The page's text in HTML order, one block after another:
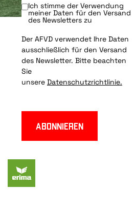
Ich stimme der Verwendung
meiner Daten für den Versand
des Newsletters zu
Der AFVD verwendet Ihre Daten
ausschließlich für den Versand
des Newsletter. Bitte beachten
Sie
unsere Datenschutzrichtlinie.
Abonnieren